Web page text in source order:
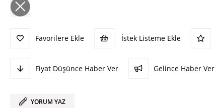
Favorilere Ekle İstek Listeme Ekle
Fiyat Düşünce Haber Ver Gelince Haber Ver
YORUM YAZ